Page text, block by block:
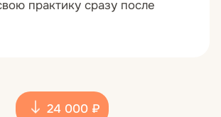
практику сразу после
24 000 ₽